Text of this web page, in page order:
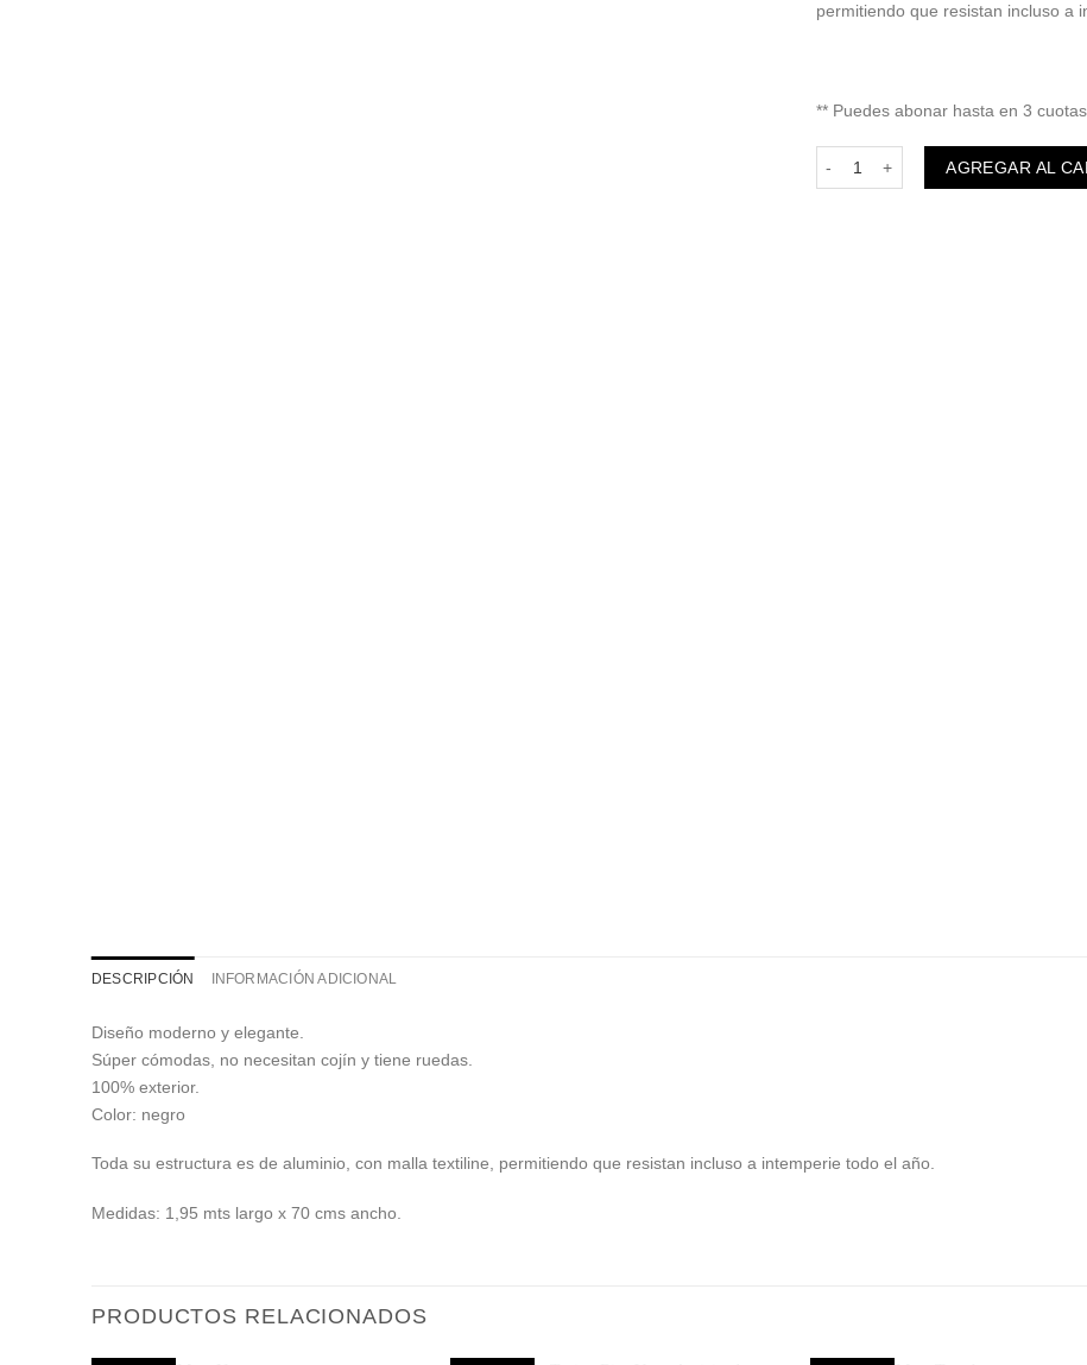
permitiendo que resistan incluso a
** Puedes abonar hasta en 3 cuotas
AGREGAR AL
DESCRIPCIÓN INFORMACIÓN ADICIONAL
Diseño moderno y elegante.
Súper cómodas, no necesitan cojín y tiene ruedas.
100% exterior.
Color: negro
Toda su estructura es de aluminio, con malla textiline, permitiendo que resistan incluso a intemperie todo el año.
Medidas: 1,95 mts largo x 70 cms ancho.
PRODUCTOS RELACIONADOS